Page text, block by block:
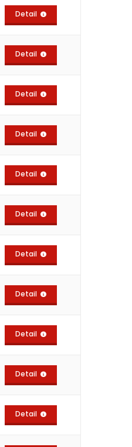
Detail
Detail
Detail
Detail
Detail
Detail
Detail
Detail
Detail
Detail
Detail